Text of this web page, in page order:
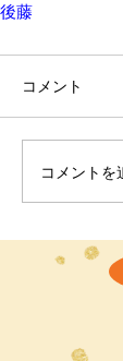
後藤
コメント
コメントを